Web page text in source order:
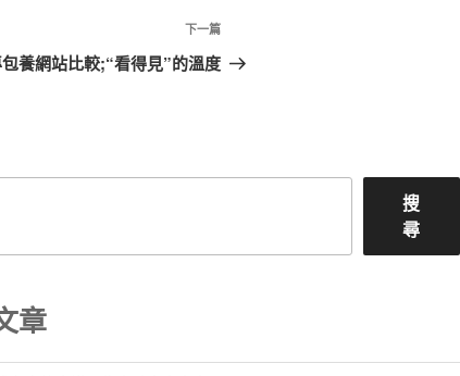
下
一
下一篇
養網站比較;“看得見”的溫度
搜
尋
章